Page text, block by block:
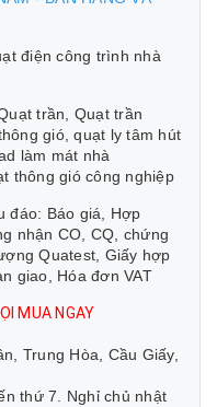
điện công trình nhà
trần, Quạt trần
gió, quạt ly tâm hút
làm mát nhà
thông gió công nghiệp
đáo: Báo giá, Hợp
nhận CO, CQ, chứng
Quatest, Giấy hợp
giao, Hóa đơn VAT
MUA NGAY
Trung Hòa, Cầu Giấy,
thứ 7. Nghỉ chủ nhật